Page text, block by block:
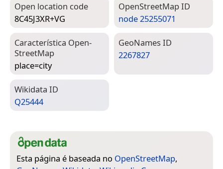
Open location code
8C45J3XR+VG
Open­Street­Map ID
node 25255071
Característica Open­
Street­Map
place=­city
Geo­Names ID
2267827
Wiki­data ID
Q25444
Esta página é baseada no OpenStreetMap,